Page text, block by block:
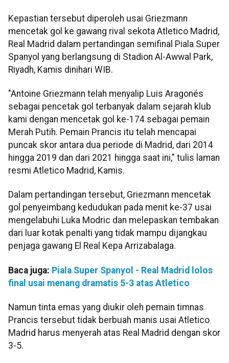
Kepastian tersebut diperoleh usai Griezmann
mencetak gol ke gawang rival sekota Atletico Madrid,
Real Madrid dalam pertandingan semifinal Piala Super
Spanyol yang berlangsung di Stadion Al-Awwal Park,
Riyadh, Kamis dinihari WIB.
"Antoine Griezmann telah menyalip Luis Aragonés
sebagai pencetak gol terbanyak dalam sejarah klub
kami dengan mencetak gol ke-174 sebagai pemain
Merah Putih. Pemain Prancis itu telah mencapai
puncak skor antara dua periode di Madrid, dari 2014
hingga 2019 dan dari 2021 hingga saat ini," tulis laman
resmi Atletico Madrid, Kamis.
Dalam pertandingan tersebut, Griezmann mencetak
gol penyeimbang kedudukan pada menit ke-37 usai
mengelabuhi Luka Modric dan melepaskan tembakan
dari luar kotak penalti yang tidak mampu dijangkau
penjaga gawang El Real Kepa Arrizabalaga.
Baca juga: Piala Super Spanyol - Real Madrid lolos
final usai menang dramatis 5-3 atas Atletico
Namun tinta emas yang diukir oleh pemain timnas
Prancis tersebut tidak berbuah manis usai Atletico
Madrid harus menyerah atas Real Madrid dengan skor
3-5.